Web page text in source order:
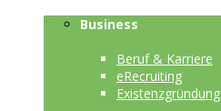
Business
Beruf & Karriere
eRecruiting
Existenzgründung